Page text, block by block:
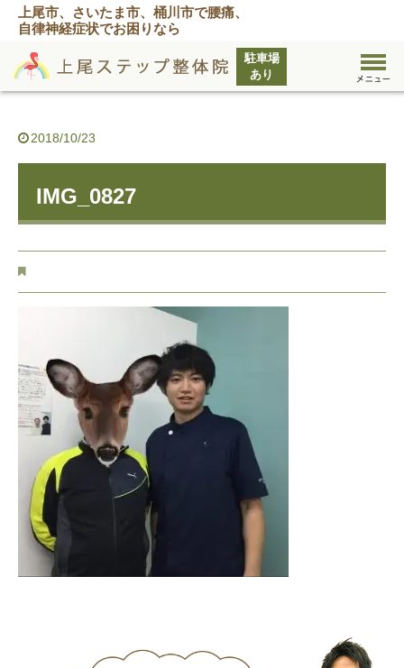
上尾市、さいたま市、桶川市で腰痛、
自律神経症状でお困りなら
2018/10/23
IMG_0827